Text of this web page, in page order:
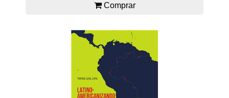
Comprar